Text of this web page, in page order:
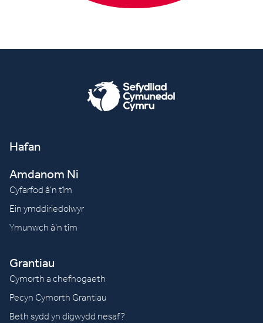
Hafan
Amdanom Ni
Cyfarfod â’n tîm
Ein ymddiriedolwyr
Ymunwch â’n tîm
Grantiau
Cymorth a chefnogaeth
Pecyn Cymorth Grantiau
Beth sydd yn digwydd nesaf?